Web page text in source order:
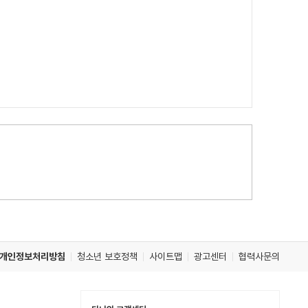
개인정보처리방침 청소년 보호정책 사이트맵 광고센터 협력사문의